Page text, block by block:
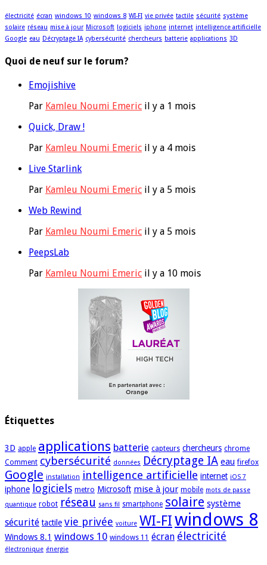
électricité écran windows 10 windows 8 WI-FI vie privée tactile sécurité système
solaire réseau mise à jour Microsoft logiciels iphone internet intelligence artificielle
Google eau Décryptage IA cybersécurité chercheurs batterie applications 3D
Quoi de neuf sur le forum?
Emojishive
Par Kamleu Noumi Emeric il y a 1 mois
Quick, Draw !
Par Kamleu Noumi Emeric il y a 4 mois
Live Starlink
Par Kamleu Noumi Emeric il y a 5 mois
Web Rewind
Par Kamleu Noumi Emeric il y a 5 mois
PeepsLab
Par Kamleu Noumi Emeric il y a 10 mois
Étiquettes
3D apple applications batterie capteurs chercheurs chrome
Comment cybersécurité données Décryptage IA eau firefox
Google installation intelligence artificielle internet iOS 7
iphone logiciels metro Microsoft mise à jour mobile mots de passe
quantique robot réseau sans fil smartphone solaire système
sécurité tactile vie privée voiture WI-FIwindows 8
Windows 8.1 windows 10 windows 11 écran électricité
électronique énergie